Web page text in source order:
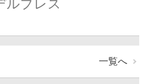
ルプレス
一覧へ